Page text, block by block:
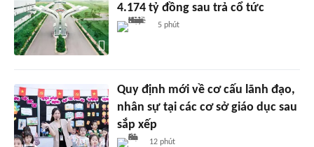
4.174 tỷ đồng sau trả cổ tức
5 phút
Quy định mới về cơ cấu lãnh đạo,
nhân sự tại các cơ sở giáo dục sau
sắp xếp
12 phút